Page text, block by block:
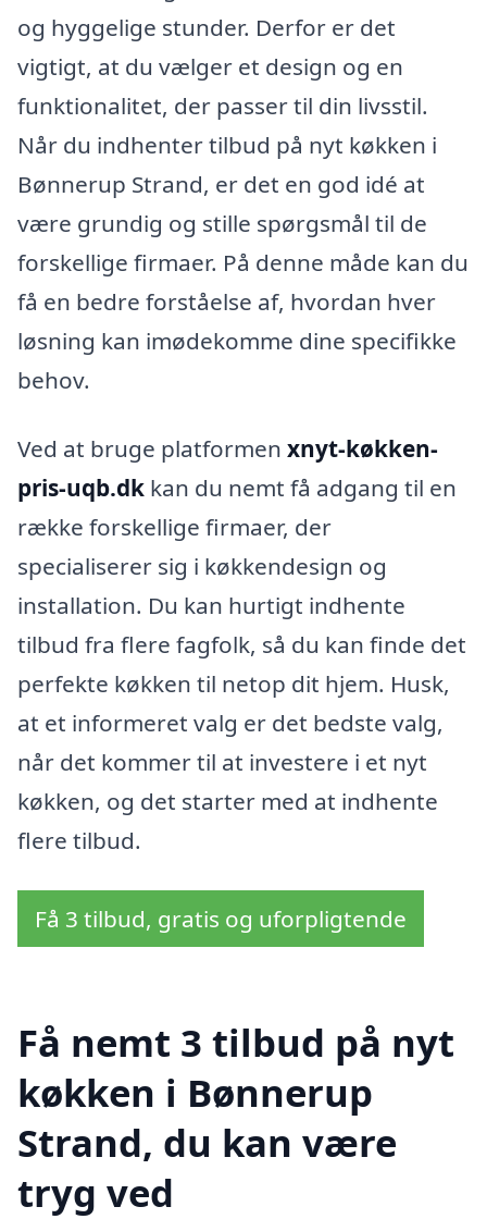
og hyggelige stunder. Derfor er det
vigtigt, at du vælger et design og en
funktionalitet, der passer til din livsstil.
Når du indhenter tilbud på nyt køkken i
Bønnerup Strand, er det en god idé at
være grundig og stille spørgsmål til de
forskellige firmaer. På denne måde kan du
få en bedre forståelse af, hvordan hver
løsning kan imødekomme dine specifikke
behov.
Ved at bruge platformen xnyt-køkken-
pris-uqb.dk kan du nemt få adgang til en
række forskellige firmaer, der
specialiserer sig i køkkendesign og
installation. Du kan hurtigt indhente
tilbud fra flere fagfolk, så du kan finde det
perfekte køkken til netop dit hjem. Husk,
at et informeret valg er det bedste valg,
når det kommer til at investere i et nyt
køkken, og det starter med at indhente
flere tilbud.
Få 3 tilbud, gratis og uforpligtende
Få nemt 3 tilbud på nyt
køkken i Bønnerup
Strand, du kan være
tryg ved